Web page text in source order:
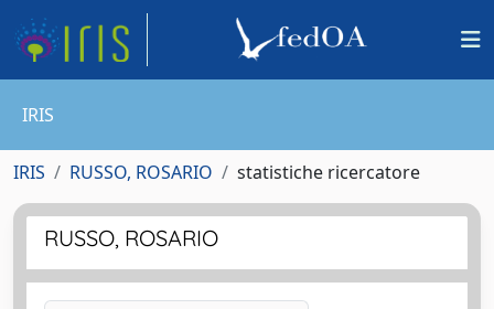
IRIS
IRIS RUSSO, ROSARIO statistiche ricercatore
RUSSO, ROSARIO